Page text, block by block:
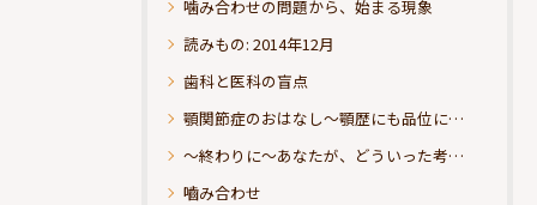
噛み合わせの問題から、始まる現象
読みもの: 2014年12月
歯科と医科の盲点
顎関節症のおはなし～顎歴にも品位にこだわりたい
～終わりに～あなたが、どういった考えの治療をお求めになられるのか？
嚙み合わせ